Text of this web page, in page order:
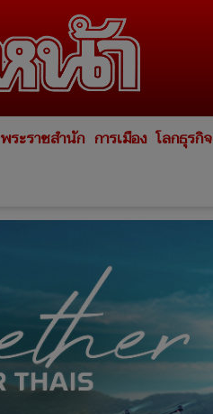
พระราชสำนัก การเมือง โลกธุรกิจ